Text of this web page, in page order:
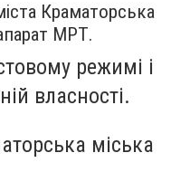
Краматорська
МРТ.
режимі і
власності.
міська